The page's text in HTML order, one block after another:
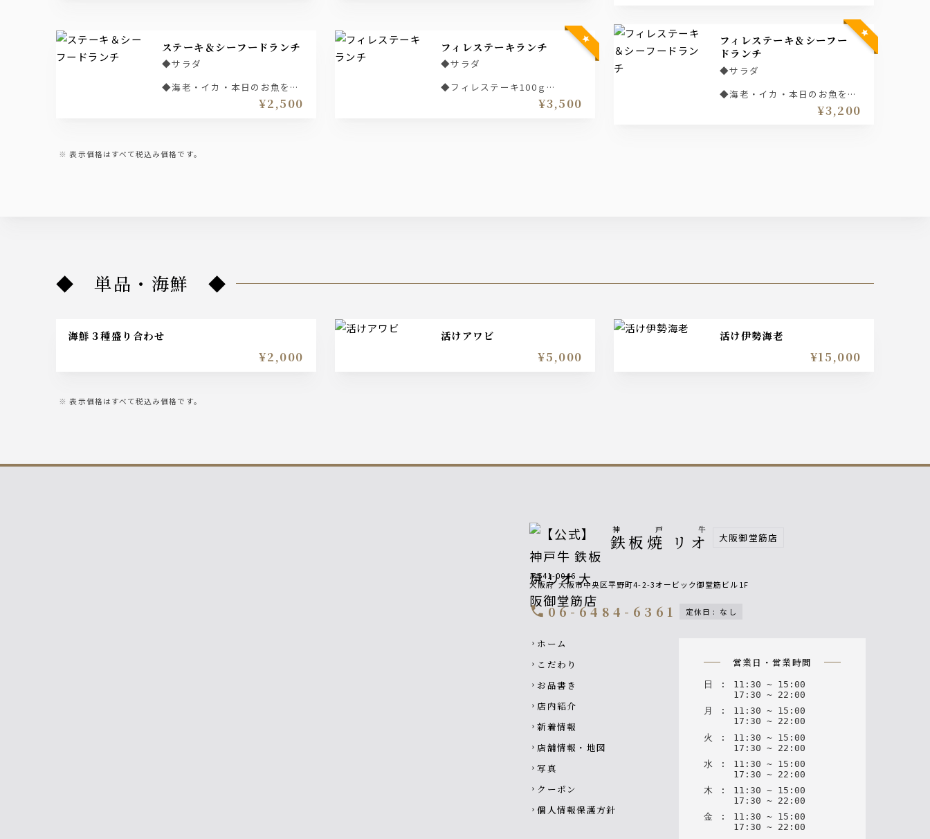
◆汁物
ステーキ＆シーフードランチ
◆サラダ
◆海老・イカ・本日のお魚を
¥2,500
フィレステーキランチ
◆サラダ
◆フィレステーキ100ｇ
¥3,500
フィレステーキ＆シーフー
ドランチ
◆サラダ
◆海老・イカ・本日のお魚を
¥3,200
表示価格はすべて税込み価格です。
◆ 単品・海鮮 ◆
海鮮３種盛り合わせ
¥2,000
活けアワビ
¥5,000
活け伊勢海老
¥15,000
表示価格はすべて税込み価格です。
神戸牛
鉄板焼 リオ 大阪御堂筋店
〒541-0046
大阪府 大阪市中央区平野町4-2-3オービック御堂筋ビル1F
call06-6484-6361 定休日 : なし
Footer navigation
chevron_right ホーム
chevron_right こだわり
chevron_right お品書き
chevron_right 店内紹介
chevron_right 新着情報
chevron_right 店舗情報・地図
chevron_right 写真
chevron_right クーポン
chevron_right 個人情報保護方針
営業日・営業時間
日 : 11 : 30 ~ 15 : 00
17 : 30 ~ 22 : 00
月
: 11 : 30 ~ 15 : 00
17 : 30 ~ 22 : 00
火
: 11 : 30 ~ 15 : 00
17 : 30 ~ 22 : 00
水
: 11 : 30 ~ 15 : 00
17 : 30 ~ 22 : 00
木
: 11 : 30 ~ 15 : 00
17 : 30 ~ 22 : 00
金
: 11 : 30 ~ 15 : 00
17 : 30 ~ 22 : 00